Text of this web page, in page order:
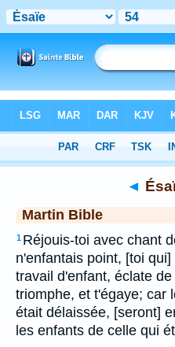
> Ésaïe 54
◄
Martin Bible
1 Réjouis-toi avec chant
n'enfantais point, [toi
travail d'enfant, éclate
triomphe, et t'égaye; car
était délaissée, [seront]
les enfants de celle qui